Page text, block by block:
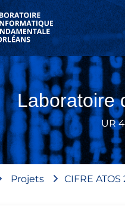
Laboratoire
UR
Projets CIFRE ATOS